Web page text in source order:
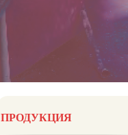
ПРОДУКЦИЯ